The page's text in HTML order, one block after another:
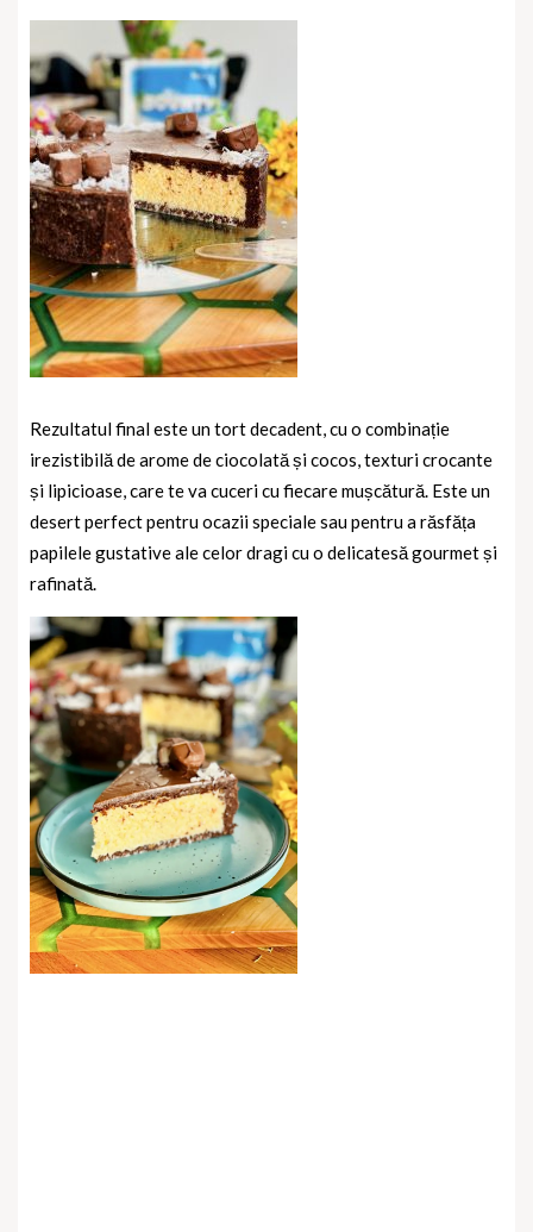
Rezultatul final este un tort decadent, cu o combinație
irezistibilă de arome de ciocolată și cocos, texturi crocante
și lipicioase, care te va cuceri cu fiecare mușcătură. Este un
desert perfect pentru ocazii speciale sau pentru a răsfăța
papilele gustative ale celor dragi cu o delicatesă gourmet și
rafinată.